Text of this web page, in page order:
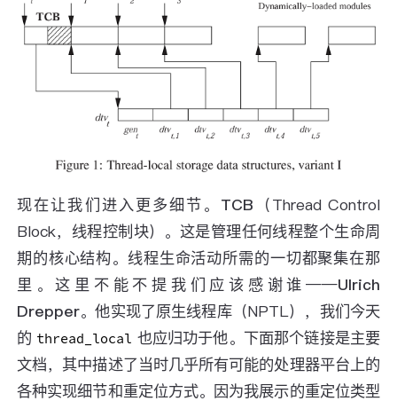
现在让我们进入更多细节。 TCB （Thread Control
Block，线程控制块）。这是管理任何线程整个生命周
期的核心结构。线程生命活动所需的一切都聚集在那
里。这里不能不提我们应该感谢谁——Ulrich
Drepper。他实现了原生线程库（NPTL），我们今天
的 thread_local 也应归功于他。下面那个链接是主要
文档，其中描述了当时几乎所有可能的处理器平台上的
各种实现细节和重定位方式。因为我展示的重定位类型